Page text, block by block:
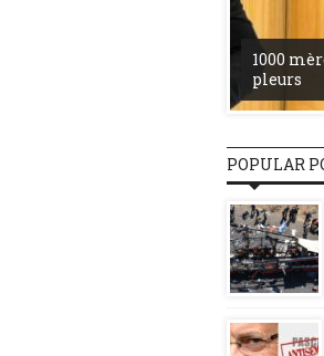
1000
pleurs
POPULAR